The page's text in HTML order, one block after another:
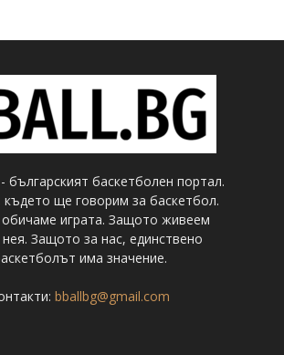
българският баскетболен портал.
ще говорим за баскетбол.
играта. Защото живеем
нея. Защото за нас, единствено
има значение.
bballbg@gmail.com